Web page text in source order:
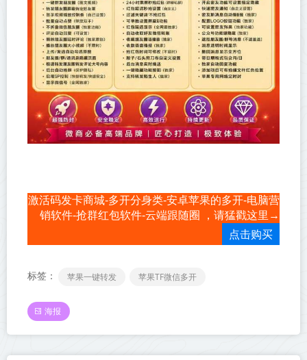
激活码发卡商城-多开分身类-安卓苹果的多开-电脑营
销软件-抢群红包软件-云端跟随圈 ，请猛戳这里→
点击购买
标签： 苹果一键转发 苹果TF微信多开
海报